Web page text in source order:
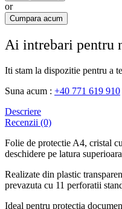
or
Cumpara acum
Ai intrebari pentru
Iti stam la dispozitie pentru a
Suna acum : +40 771 619 910
Descriere
Recenzii (0)
Folie de protectie A4, cristal
deschidere pe latura
Realizate din plastic
prevazuta cu 11 perforatii
Ideal pentru protectia